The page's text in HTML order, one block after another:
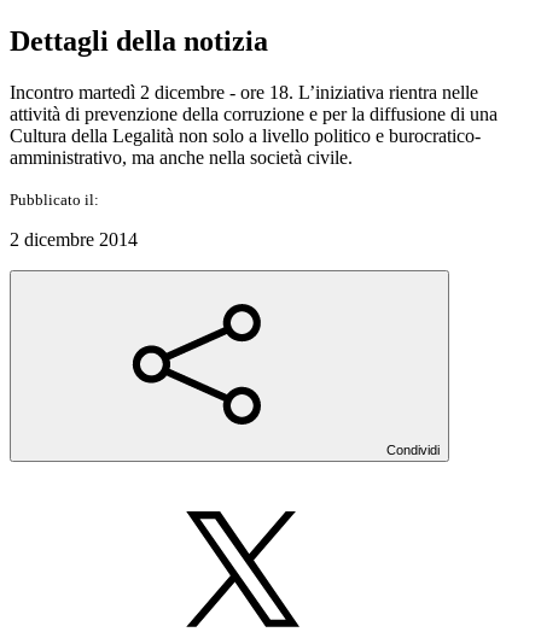
Dettagli della notizia
Incontro martedì 2 dicembre - ore 18. L’iniziativa rientra nelle
attività di prevenzione della corruzione e per la diffusione di una
Cultura della Legalità non solo a livello politico e burocratico-
amministrativo, ma anche nella società civile.
Pubblicato il:
2 dicembre 2014
Condividi